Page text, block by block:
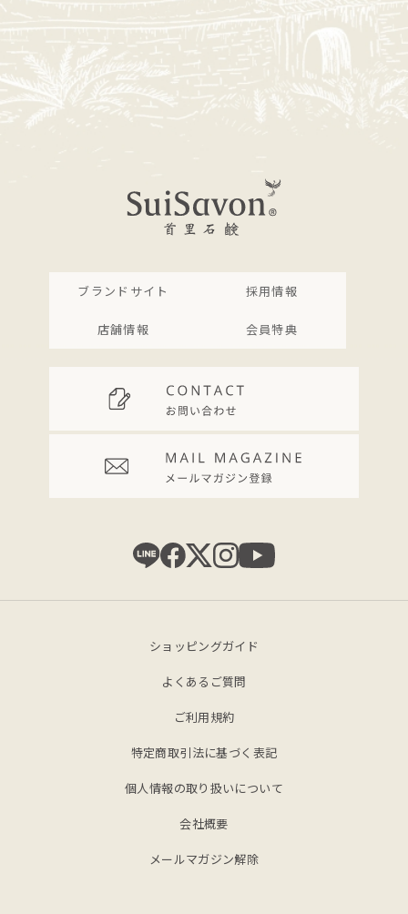
ブランドサイト 採用情報
店舗情報 会員特典
ショッピングガイド
よくあるご質問
ご利用規約
特定商取引法に基づく表記
個人情報の取り扱いについて
会社概要
メールマガジン解除